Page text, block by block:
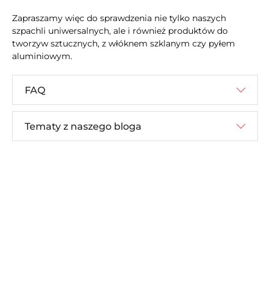
Zapraszamy więc do sprawdzenia nie tylko naszych
szpachli uniwersalnych, ale i również produktów do
tworzyw sztucznych, z włóknem szklanym czy pyłem
aluminiowym.
FAQ
Tematy z naszego bloga